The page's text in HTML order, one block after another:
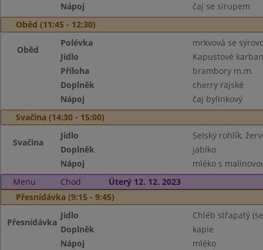
Nápoj
čaj se sirupem
Oběd (11:45 - 12:30)
Oběd
Polévka
mrkvová se
Jídlo
Kapustové
Příloha
brambory m.m.
Doplněk
cherry rajské
Nápoj
čaj bylinkový
Svačina (14:30 - 15:00)
Svačina
Jídlo
Selský rohlík,
Doplněk
jablko
Nápoj
mléko s
Menu
Chod
Úterý 12. 12. 2023
Přesnídávka (9:15 - 9:45)
Přesnídávka
Jídlo
Chléb střapatý
Doplněk
kapie
Nápoj
mléko